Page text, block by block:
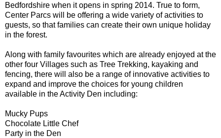
Bedfordshire when it opens in spring 2014. True to form,
Center Parcs will be offering a wide variety of activities to
guests, so that families can create their own unique holiday
in the forest.
Along with family favourites which are already enjoyed at the
other four Villages such as Tree Trekking, kayaking and
fencing, there will also be a range of innovative activities to
expand and improve the choices for young children
available in the Activity Den including:
Mucky Pups
Chocolate Little Chef
Party in the Den